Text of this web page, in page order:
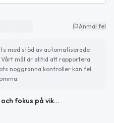
Anmäl fel
med stöd av automatiserade
mål är alltid att rapportera
noggranna kontroller kan fel
Klar vårdag och fokus på viktiga yrkesgrupper